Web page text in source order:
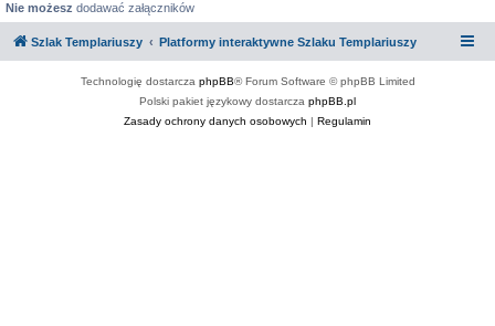
Nie możesz dodawać załączników
Szlak Templariuszy Platformy interaktywne Szlaku Templariuszy
Technologię dostarcza phpBB® Forum Software © phpBB Limited
Polski pakiet językowy dostarcza phpBB.pl
Zasady ochrony danych osobowych | Regulamin